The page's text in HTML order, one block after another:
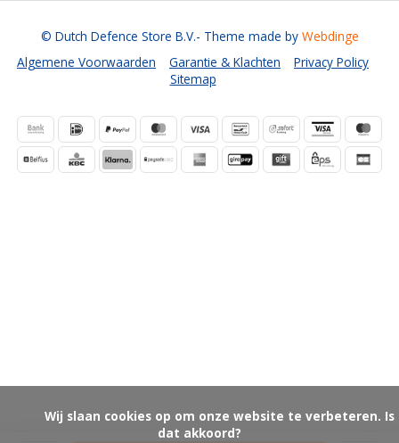
Algemene Voorwaarden Garantie & Klachten
Privacy Policy
Sitemap
© Dutch Defence Store B.V.- Theme made by Webdinge
dat akkoord?